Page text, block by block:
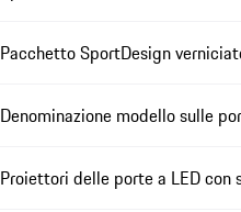
Pacchetto SportDesign
Denominazione modello sulle
Proiettori delle porte a LED con